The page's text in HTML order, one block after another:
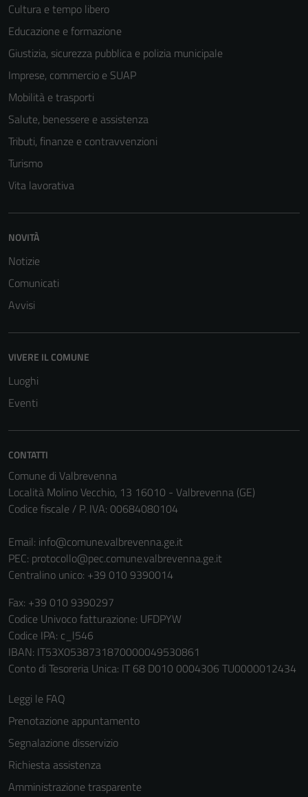
Cultura e tempo libero
Educazione e formazione
Giustizia, sicurezza pubblica e polizia municipale
Imprese, commercio e SUAP
Mobilità e trasporti
Salute, benessere e assistenza
Tributi, finanze e contravvenzioni
Turismo
Vita lavorativa
NOVITÀ
Notizie
Comunicati
Avvisi
VIVERE IL COMUNE
Luoghi
Eventi
CONTATTI
Comune di Valbrevenna
Località Molino Vecchio, 13 16010 - Valbrevenna (GE)
Codice fiscale / P. IVA: 00684080104
Email: info@comune.valbrevenna.ge.it
PEC: protocollo@pec.comune.valbrevenna.ge.it
Centralino unico: +39 010 9390014
Fax: +39 010 9390297
Codice Univoco fatturazione: UFDPYW
Codice IPA: c_l546
IBAN: IT53X0538731870000049530861
Conto di Tesoreria Unica: IT 68 D010 0004306 TU0000012434
Leggi le FAQ
Prenotazione appuntamento
Segnalazione disservizio
Richiesta assistenza
Amministrazione trasparente
Tecnici
Questi cookie
per il
funzionamento
disabilitati.
non raccolgono
informazioni